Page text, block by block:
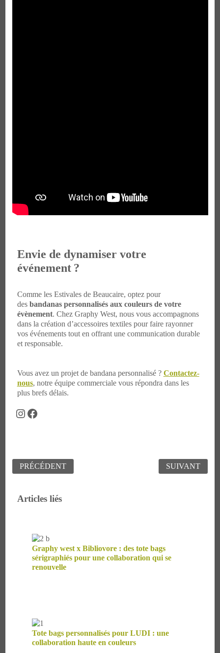
Envie de dynamiser votre
événement ?
Comme les Estivales de Beaucaire, optez pour
des bandanas personnalisés aux couleurs de votre
évènement. Chez Graphy West, nous vous accompagnons
dans la création d’accessoires textiles pour faire rayonner
vos événements tout en offrant une communication durable
et responsable.
Vous avez un projet de bandana personnalisé ? Contactez-
nous, notre équipe commerciale vous répondra dans les
plus brefs délais.
Instagram Facebook
Navigation
l’article
PRÉCÉDENT SUIVANT
Articles liés
Graphy west x Bibliovore : des tote bags
sérigraphiés pour une collaboration qui se
renouvelle
Tote bags personnalisés pour LUDI : une
collaboration haute en couleurs